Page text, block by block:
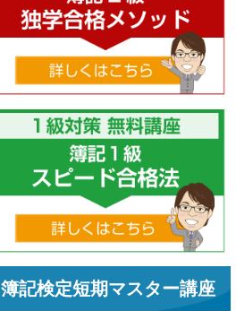
簿記検定短期マスター講座